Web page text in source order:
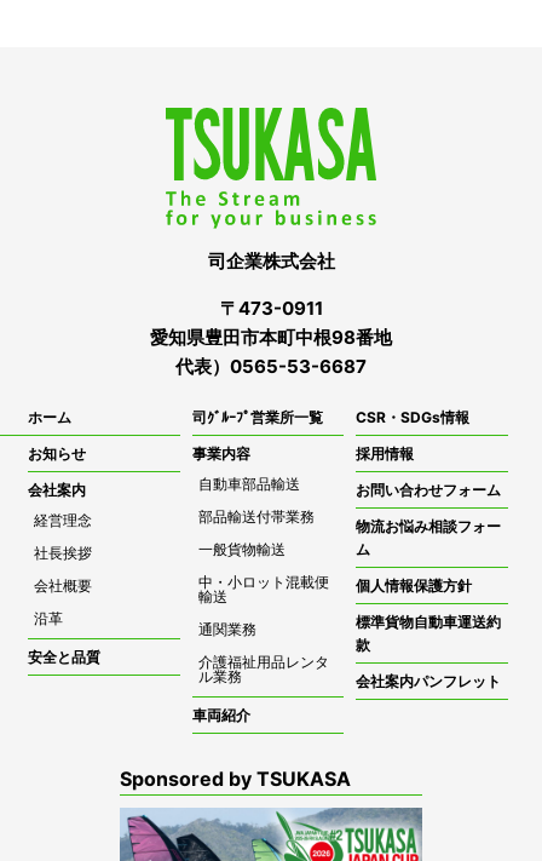
司企業株式会社
〒473-0911
愛知県豊田市本町中根98番地
代表）0565-53-6687
ホーム
お知らせ
会社案内
経営理念
社長挨拶
会社概要
沿革
安全と品質
司ｸﾞﾙｰﾌﾟ営業所一覧
事業内容
自動車部品輸送
部品輸送付帯業務
一般貨物輸送
中・小ロット混載便
輸送
通関業務
介護福祉用品レンタ
ル業務
車両紹介
CSR・SDGs情報
採用情報
お問い合わせフォーム
物流お悩み相談フォー
ム
個人情報保護方針
標準貨物自動車運送約
款
会社案内パンフレット
Sponsored by TSUKASA